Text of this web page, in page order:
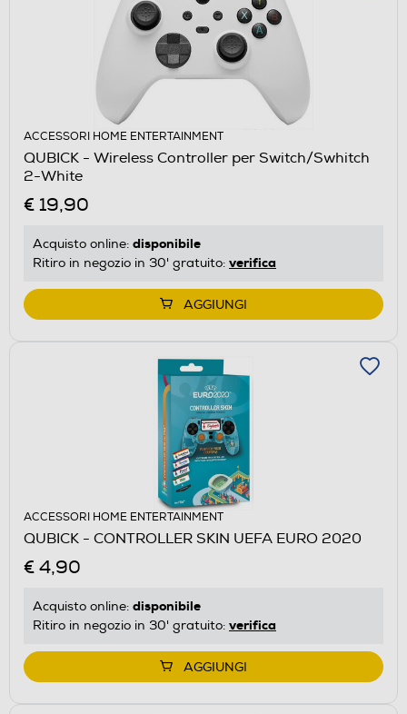
ACCESSORI HOME ENTERTAINMENT
QUBICK - Wireless Controller per Switch/Swhitch
2-White
€ 19,90
Acquisto online: disponibile
Ritiro in negozio in 30' gratuito: verifica
AGGIUNGI
ACCESSORI HOME ENTERTAINMENT
QUBICK - CONTROLLER SKIN UEFA EURO 2020
€ 4,90
Acquisto online: disponibile
Ritiro in negozio in 30' gratuito: verifica
AGGIUNGI